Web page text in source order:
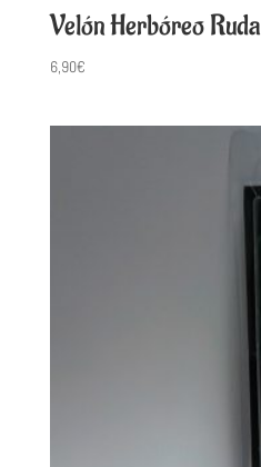
Velón Herbóreo Ruda
6,90€